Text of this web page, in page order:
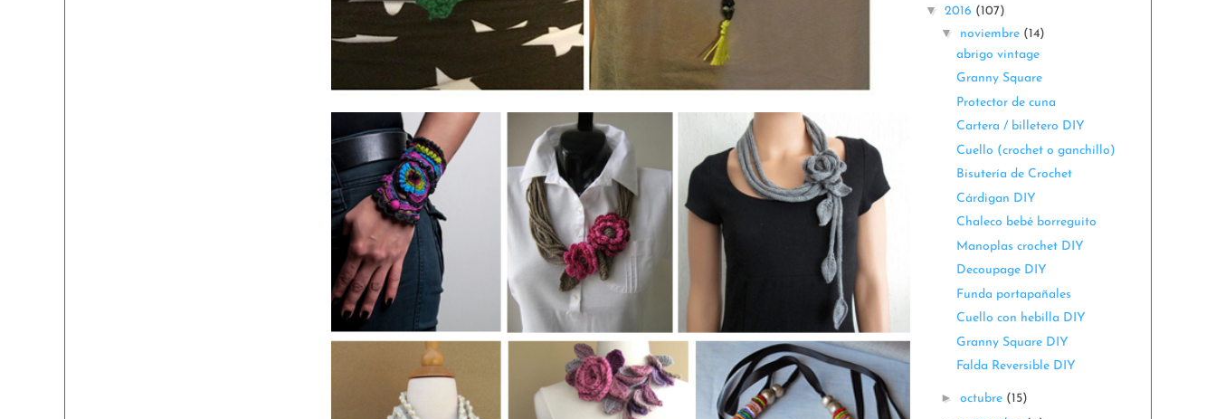
▼ 2016 (107)
▼ noviembre (14)
abrigo vintage
Granny Square
Protector de cuna
Cartera / billetero DIY
Cuello (crochet o ganchillo)
Bisutería de Crochet
Cárdigan DIY
Chaleco bebé borreguito
Manoplas crochet DIY
Decoupage DIY
Funda portapañales
Cuello con hebilla DIY
Granny Square DIY
Falda Reversible DIY
► octubre (15)